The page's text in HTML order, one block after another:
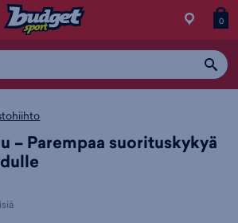
Siirry
0
– Parempaa suorituskykyä